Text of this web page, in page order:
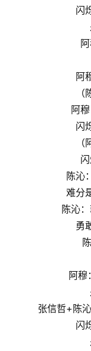
闪
阿
阿
闪
陈沁
难分
陈沁
勇
阿穆
张信哲+陈
闪